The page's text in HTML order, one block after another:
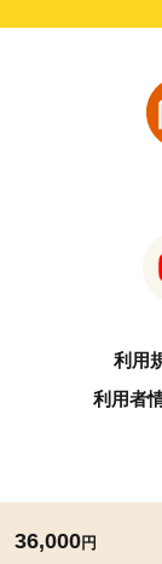
36,000円
利用
利用者